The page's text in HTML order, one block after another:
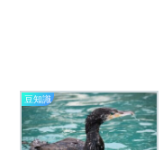
豆知識